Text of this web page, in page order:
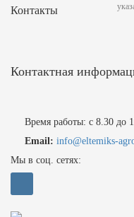
Контакты
Контактная
Время работы: с 8.30 до
Email: info@eltemiks-
Мы в соц. сетях: